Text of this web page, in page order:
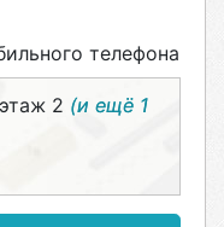
телефона
2 (и ещё 1